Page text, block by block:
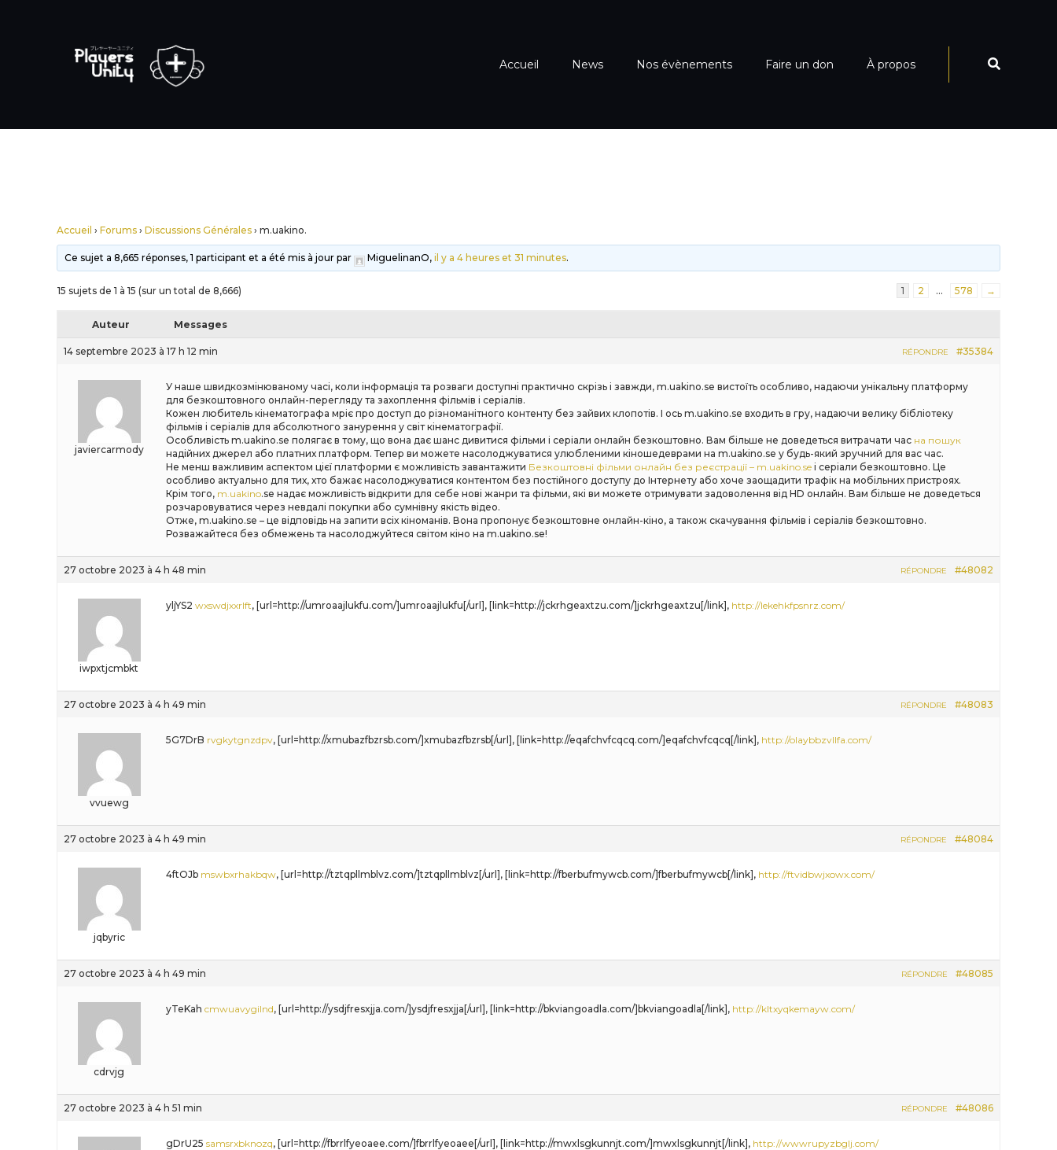
Accueil News Nos évènements Faire un don À propos
Accueil › Forums › Discussions Générales › m.uakino.
Ce sujet a 8,665 réponses, 1 participant et a été mis à jour par MiguelinanO,il y a 4 heures et 31 minutes.
15 sujets de 1 à 15 (sur un total de 8,666) 1 2 … 578 →
Auteur Messages
14 septembre 2023 à 17 h 12 min #35384
RÉPONDRE
javiercarmody
У наше швидкозмінюваному часі, коли інформація та розваги доступні практично скрізь і завжди, m.uakino.se вистоїть особливо, надаючи унікальну платформу
для безкоштовного онлайн-перегляду та захоплення фільмів і серіалів.
Кожен любитель кінематографа мріє про доступ до різноманітного контенту без зайвих клопотів. І ось m.uakino.se входить в гру, надаючи велику бібліотеку
фільмів і серіалів для абсолютного занурення у світ кінематографії.
Особливість m.uakino.se полягає в тому, що вона дає шанс дивитися фільми і серіали онлайн безкоштовно. Вам більше не доведеться витрачати час на пошук
надійних джерел або платних платформ. Тепер ви можете насолоджуватися улюбленими кіношедеврами на m.uakino.se у будь-який зручний для вас час.
Не менш важливим аспектом цієї платформи є можливість завантажити Безкоштовні фільми онлайн без реєстрації – m.uakino.se і серіали безкоштовно. Це
особливо актуально для тих, хто бажає насолоджуватися контентом без постійного доступу до Інтернету або хоче заощадити трафік на мобільних пристроях.
Крім того, m.uakino.se надає можливість відкрити для себе нові жанри та фільми, які ви можете отримувати задоволення від HD онлайн. Вам більше не доведеться
розчаровуватися через невдалі покупки або сумнівну якість відео.
Отже, m.uakino.se – це відповідь на запити всіх кіноманів. Вона пропонує безкоштовне онлайн-кіно, а також скачування фільмів і серіалів безкоштовно.
Розважайтеся без обмежень та насолоджуйтеся світом кіно на m.uakino.se!
27 octobre 2023 à 4 h 48 min #48082
RÉPONDRE
iwpxtjcmbkt
yljYS2 wxswdjxxrlft, [url=http://umroaajlukfu.com/]umroaajlukfu[/url], [link=http://jckrhgeaxtzu.com/]jckrhgeaxtzu[/link], http://lekehkfpsnrz.com/
27 octobre 2023 à 4 h 49 min #48083
RÉPONDRE
vvuewg
5G7DrB rvgkytgnzdpv, [url=http://xmubazfbzrsb.com/]xmubazfbzrsb[/url], [link=http://eqafchvfcqcq.com/]eqafchvfcqcq[/link], http://olaybbzvllfa.com/
27 octobre 2023 à 4 h 49 min #48084
RÉPONDRE
jqbyric
4ftOJb mswbxrhakbqw, [url=http://tztqpllmblvz.com/]tztqpllmblvz[/url], [link=http://fberbufmywcb.com/]fberbufmywcb[/link], http://ftvidbwjxowx.com/
27 octobre 2023 à 4 h 49 min #48085
RÉPONDRE
cdrvjg
yTeKah cmwuavygilnd, [url=http://ysdjfresxjja.com/]ysdjfresxjja[/url], [link=http://bkviangoadla.com/]bkviangoadla[/link], http://kltxyqkemayw.com/
27 octobre 2023 à 4 h 51 min #48086
RÉPONDRE
gDrU25 samsrxbknozq, [url=http://fbrrlfyeoaee.com/]fbrrlfyeoaee[/url], [link=http://mwxlsgkunnjt.com/]mwxlsgkunnjt[/link], http://wwwrupyzbglj.com/